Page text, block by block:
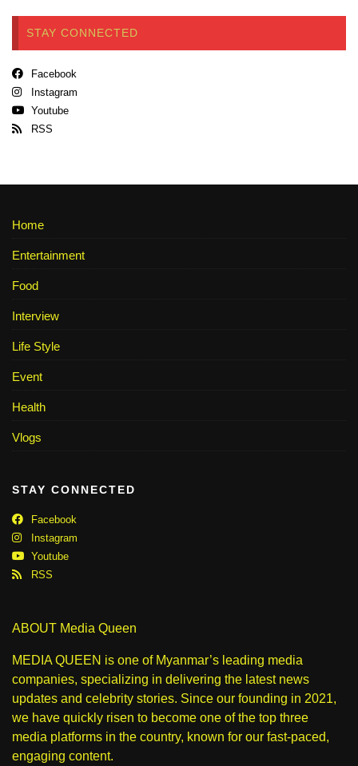
STAY CONNECTED
Facebook
Instagram
Youtube
RSS
Home
Entertainment
Food
Interview
Life Style
Event
Health
Vlogs
STAY CONNECTED
Facebook
Instagram
Youtube
RSS
ABOUT Media Queen
MEDIA QUEEN is one of Myanmar’s leading media
companies, specializing in delivering the latest news
updates and celebrity stories. Since our founding in 2021,
we have quickly risen to become one of the top three
media platforms in the country, known for our fast-paced,
engaging content.